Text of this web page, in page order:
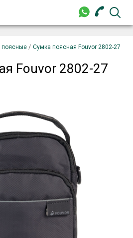
99-87
+375 44 702-99-87
поясные / Сумка поясная Fouvor 2802-27
Fouvor 2802-27